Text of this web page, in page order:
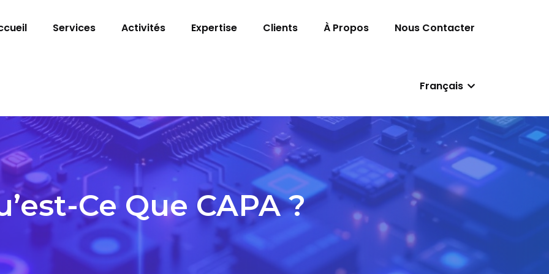
Services Activités Expertise Clients À Propos Nous Contacter
Français
Ce Que CAPA ?